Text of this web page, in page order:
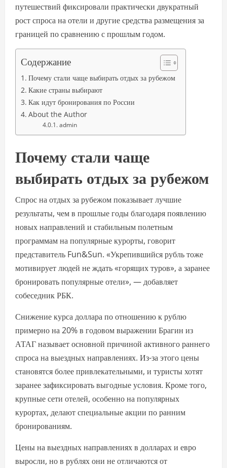
путешествий фиксировали практически двукратный
рост спроса на отели и другие средства размещения за
границей по сравнению с прошлым годом.
Содержание
Почему стали чаще выбирать отдых за рубежом
Какие страны выбирают
Как идут бронирования по России
About the Author
admin
Почему стали чаще
выбирать отдых за рубежом
Спрос на отдых за рубежом показывает лучшие
результаты, чем в прошлые годы благодаря появлению
новых направлений и стабильным полетным
программам на популярные курорты, говорит
представитель Fun&Sun. «Укрепившийся рубль тоже
мотивирует людей не ждать «горящих туров», а заранее
бронировать популярные отели», — добавляет
собеседник РБК.
Снижение курса доллара по отношению к рублю
примерно на 20% в годовом выражении Брагин из
АТАГ называет основной причиной активного раннего
спроса на выездных направлениях. Из-за этого цены
становятся более привлекательными, и туристы хотят
заранее зафиксировать выгодные условия. Кроме того,
крупные сети отелей, особенно на популярных
курортах, делают специальные акции по ранним
бронированиям.
Цены на выездных направлениях в долларах и евро
выросли, но в рублях они не отличаются от